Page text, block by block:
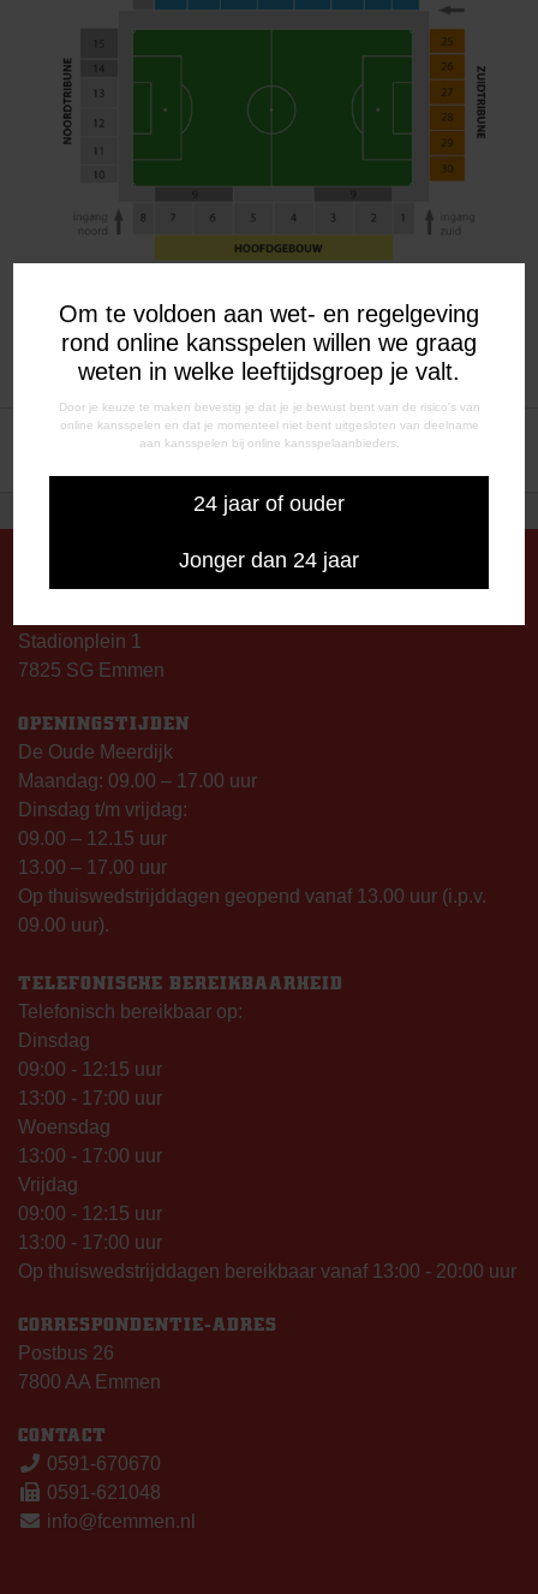
Om te voldoen aan wet- en regelgeving
rond online kansspelen willen we graag
weten in welke leeftijdsgroep je valt.
Door je keuze te maken bevestig je dat je je bewust bent van de risico's van
online kansspelen en dat je momenteel niet bent uitgesloten van deelname
aan kansspelen bij online kansspelaanbieders.
24 jaar of ouder
Jonger dan 24 jaar
BERICHT
NAVIGATIE
#CheckJeBallen wint
Ticketinfo Jong Ajax – FC
Stadionplein 1
7825 SG Emmen
OPENINGSTIJDEN
De Oude Meerdijk
Maandag: 09.00 – 17.00 uur
Dinsdag t/m vrijdag:
09.00 – 12.15 uur
13.00 – 17.00 uur
Op thuiswedstrijddagen geopend vanaf 13.00 uur (i.p.v.
09.00 uur).
TELEFONISCHE BEREIKBAARHEID
Telefonisch bereikbaar op:
Dinsdag
09:00 - 12:15 uur
13:00 - 17:00 uur
Woensdag
13:00 - 17:00 uur
Vrijdag
09:00 - 12:15 uur
13:00 - 17:00 uur
Op thuiswedstrijddagen bereikbaar vanaf 13:00 - 20:00 uur
CORRESPONDENTIE-ADRES
Postbus 26
7800 AA Emmen
CONTACT
0591-670670
0591-621048
info@fcemmen.nl